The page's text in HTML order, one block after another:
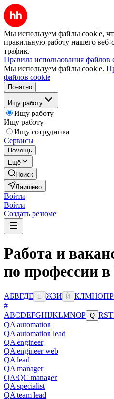
Мы используем файлы cookie,
правильную работу нашего веб-
трафик.
Правила использования файлов
Мы используем файлы cookie.
файлов cookie
Понятно
Ищу работу
Ищу работу
Ищу работу
Ищу сотрудника
Сервисы
Помощь
Ещё
Поиск
Лаишево
Войти
Войти
Создать резюме
Работа и
по профессии
АБВГДЕ Ё ЖЗИ Й КЛМНОПР
#
ABCDEFGHIJKLMNOP Q RST
QA automation
QA automation lead
QA engineer
QA engineer web
QA lead
QA manager
QA/QC manager
QA specialist
QA team lead